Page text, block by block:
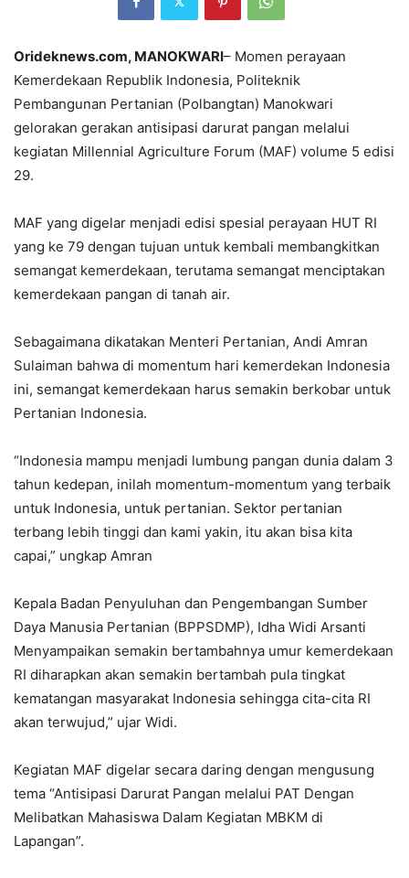
Orideknews.com, MANOKWARI– Momen perayaan
Kemerdekaan Republik Indonesia, Politeknik
Pembangunan Pertanian (Polbangtan) Manokwari
gelorakan gerakan antisipasi darurat pangan melalui
kegiatan Millennial Agriculture Forum (MAF) volume 5 edisi
29.
MAF yang digelar menjadi edisi spesial perayaan HUT RI
yang ke 79 dengan tujuan untuk kembali membangkitkan
semangat kemerdekaan, terutama semangat menciptakan
kemerdekaan pangan di tanah air.
Sebagaimana dikatakan Menteri Pertanian, Andi Amran
Sulaiman bahwa di momentum hari kemerdekan Indonesia
ini, semangat kemerdekaan harus semakin berkobar untuk
Pertanian Indonesia.
“Indonesia mampu menjadi lumbung pangan dunia dalam 3
tahun kedepan, inilah momentum-momentum yang terbaik
untuk Indonesia, untuk pertanian. Sektor pertanian
terbang lebih tinggi dan kami yakin, itu akan bisa kita
capai,” ungkap Amran
Kepala Badan Penyuluhan dan Pengembangan Sumber
Daya Manusia Pertanian (BPPSDMP), Idha Widi Arsanti
Menyampaikan semakin bertambahnya umur kemerdekaan
RI diharapkan akan semakin bertambah pula tingkat
kematangan masyarakat Indonesia sehingga cita-cita RI
akan terwujud,” ujar Widi.
Kegiatan MAF digelar secara daring dengan mengusung
tema “Antisipasi Darurat Pangan melalui PAT Dengan
Melibatkan Mahasiswa Dalam Kegiatan MBKM di
Lapangan”.